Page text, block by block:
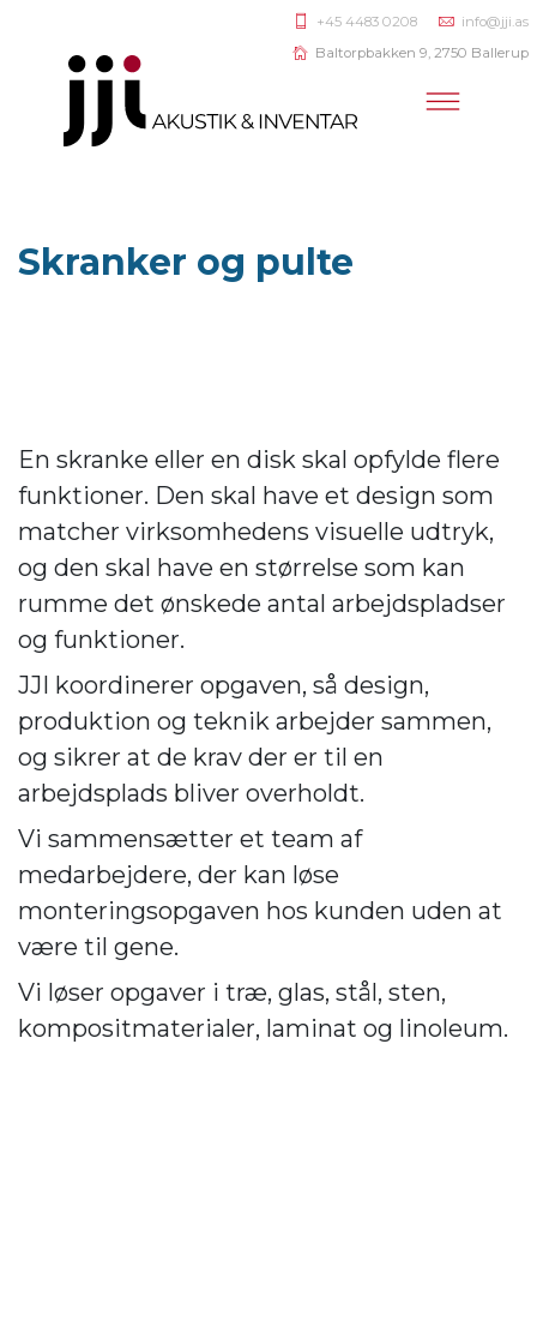
+45 4483 0208
info@jji.as
Baltorpbakken 9, 2750 Ballerup
Skranker og pulte
En skranke eller en disk skal opfylde flere
funktioner. Den skal have et design som
matcher virksomhedens visuelle udtryk,
og den skal have en størrelse som kan
rumme det ønskede antal arbejdspladser
og funktioner.
JJI koordinerer opgaven, så design,
produktion og teknik arbejder sammen,
og sikrer at de krav der er til en
arbejdsplads bliver overholdt.
Vi sammensætter et team af
medarbejdere, der kan løse
monteringsopgaven hos kunden uden at
være til gene.
Vi løser opgaver i træ, glas, stål, sten,
kompositmaterialer, laminat og linoleum.